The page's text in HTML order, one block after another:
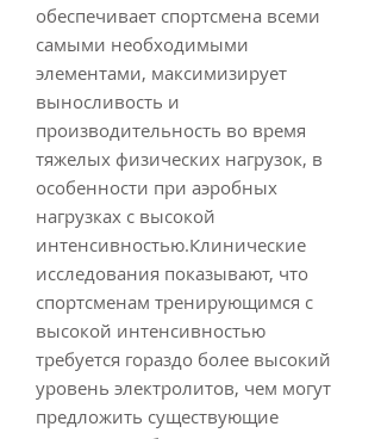
обеспечивает спортсмена всеми
самыми необходимыми
элементами, максимизирует
выносливость и
производительность во время
тяжелых физических нагрузок, в
особенности при аэробных
нагрузках с высокой
интенсивностью.Клинические
исследования показывают, что
спортсменам тренирующимся с
высокой интенсивностью
требуется гораздо более высокий
уровень электролитов, чем могут
предложить существующие